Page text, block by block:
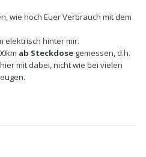
wie hoch Euer Verbrauch mit dem
elektrisch hinter mir.
ab Steckdose gemessen, d.h.
mit dabei, nicht wie bei vielen